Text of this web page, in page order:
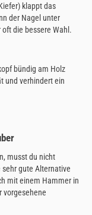
klappt das
der Nagel unter
die bessere Wahl.
bündig am Holz
und verhindert ein
musst du nicht
gute Alternative
mit einem Hammer in
vorgesehene